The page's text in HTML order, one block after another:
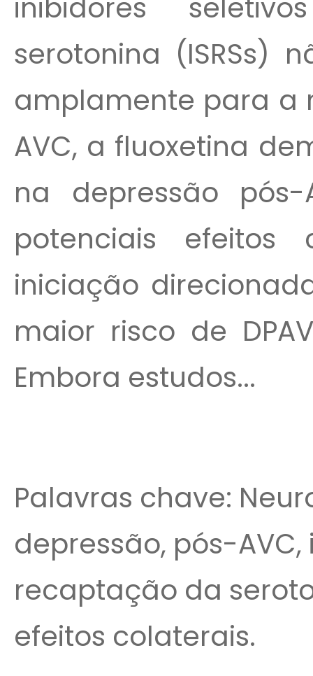
inibidores
serotonina (ISRSs)
amplamente para a
AVC, a fluoxetina
na depressão pós-
potenciais efeitos
iniciação
maior risco de
Embora estudos...
Palavras chave:
depressão, pós-
recaptação da
efeitos colaterais.